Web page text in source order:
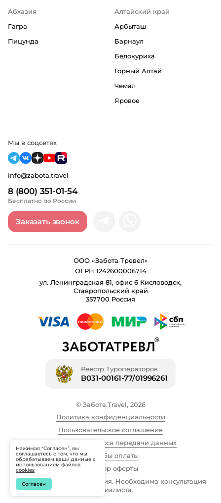
Абхазия
Гагра
Пицунда
Алтайский край
Арбыташ
Барнаул
Белокуриха
Горный Алтай
Чемал
Яровое
8 (800) 351-01-54
Бесплатно по России
info@zabota.travel
Заказать звонок
Мы в соцсетях
ООО «Забота Тревел»
ОГРН 1242600006714
ул. Ленинградская 81, офис 6 Кисловодск,
Ставропольский край
357700 Россия
Реестр Туроператоров
В031-00161-77/01996261
© Забота.Travel, 2026
Политика конфиденциальности
Пользовательское соглашение
Описание процесса передачи данных
Способы оплаты
Договор оферты
Имеются противопоказания. Необходима консультация
специалиста.
Нажимая “Согласен”, вы
соглашаетесь с тем, что мы
обрабатываем ваши данные с
использованием файлов
cookies
Согласен